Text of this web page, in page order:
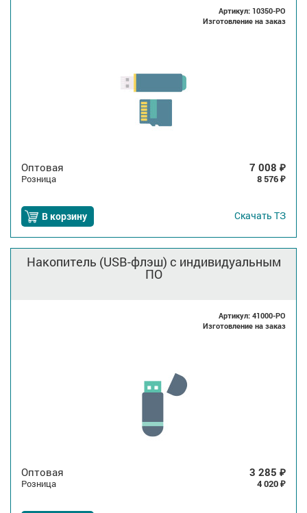
Артикул: 10350-PO
Изготовление на заказ
Оптовая 7 008 ₽
Розница 8 576 ₽
В корзину Скачать ТЗ
Накопитель (USB-флэш) с индивидуальным
ПО
Артикул: 41000-PO
Изготовление на заказ
Оптовая 3 285 ₽
Розница 4 020 ₽